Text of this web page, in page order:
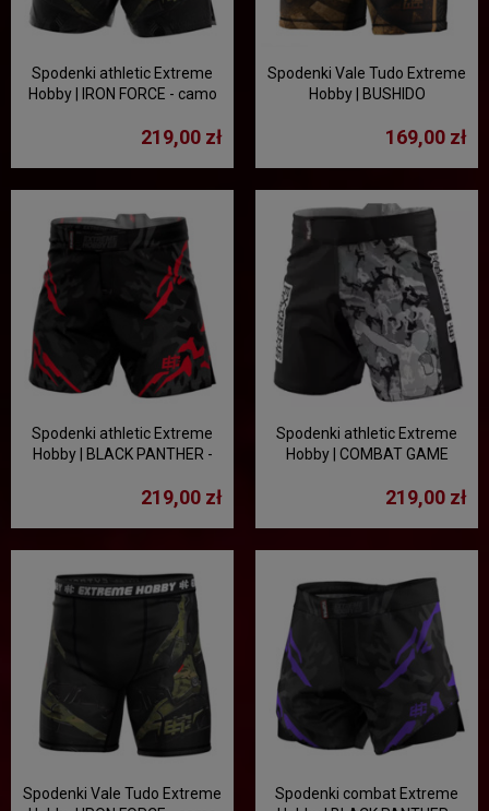
Spodenki athletic Extreme
Hobby | IRON FORCE - camo
219,00 zł
Spodenki Vale Tudo Extreme
Hobby | BUSHIDO
169,00 zł
Spodenki athletic Extreme
Hobby | BLACK PANTHER -
219,00 zł
Spodenki athletic Extreme
Hobby | COMBAT GAME
219,00 zł
Spodenki Vale Tudo Extreme
Spodenki combat Extreme